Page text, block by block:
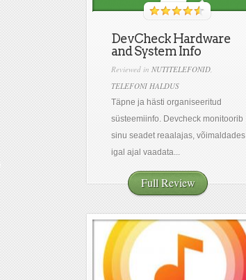
DevCheck Hardware
and System Info
Reviewed in NUTITELEFONID,
TELEFONI HALDUS
Täpne ja hästi organiseeritud
süsteemiinfo. Devcheck monitoorib
sinu seadet reaalajas, võimaldades
igal ajal vaadata...
Full Review